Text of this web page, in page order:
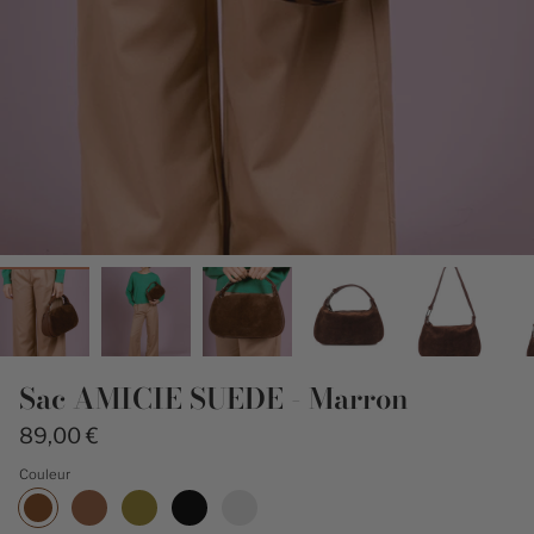
Sac AMICIE SUEDE - Marron
89,00 €
Couleur
Marron